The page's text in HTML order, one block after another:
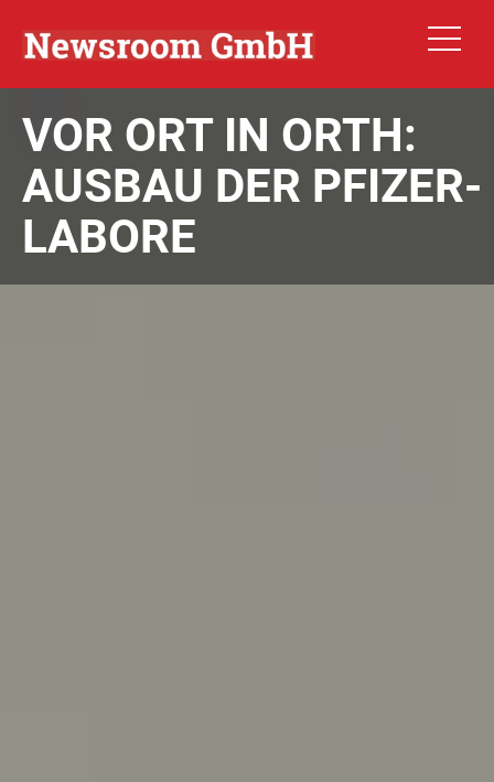
VOR ORT IN ORTH:
AUSBAU DER PFIZER-
LABORE